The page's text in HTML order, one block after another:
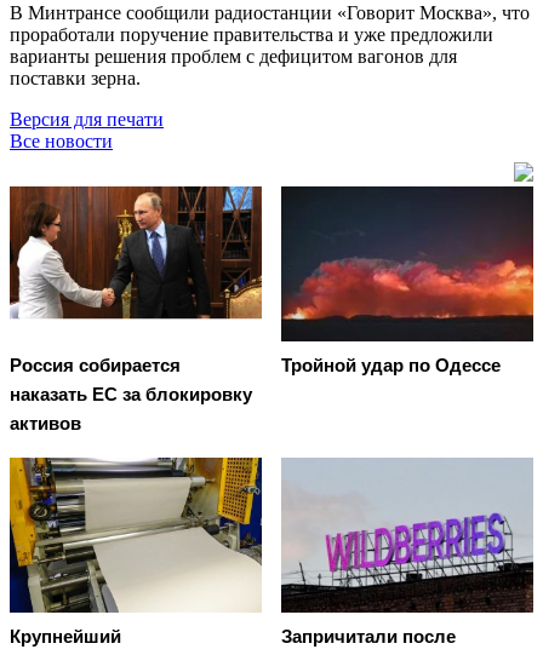
В Минтрансе сообщили радиостанции «Говорит Москва», что
проработали поручение правительства и уже предложили
варианты решения проблем с дефицитом вагонов для
поставки зерна.
Версия для печати
Все новости
Россия собирается
наказать EC за блокировку
активов
Тройной удар по Одессe
Крупнейший Запричитали после